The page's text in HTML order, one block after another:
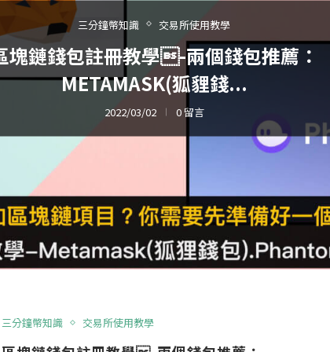
三分鐘幣知識 交易所使用教學